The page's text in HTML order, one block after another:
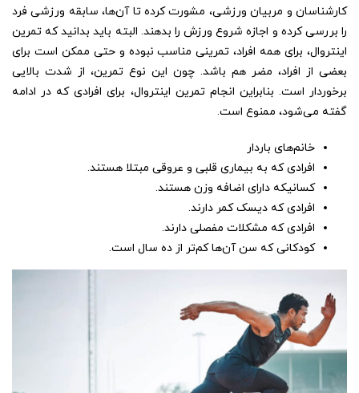
کارشناسان و مربیان ورزشی، مشورت کرده تا آن‌ها، سابقه ورزشی فرد
را بررسی کرده و اجازه شروع ورزش را بدهند. البته باید بدانید که تمرین
اینتروال، برای همه افراد، تمرینی مناسب نبوده و حتی ممکن است برای
بعضی از افراد، مضر هم باشد. چون این نوع تمرین، از شدت بالایی
برخوردار است. بنابراین انجام تمرین اینتروال، برای افرادی که در ادامه
گفته می‌شود، ممنوع است.
خانم‌های باردار
افرادی که به بیماری قلبی و عروقی مبتلا هستند.
کسانیکه دارای اضافه وزن هستند.
افرادی که دیسک کمر دارند.
افرادی که مشکلات مفصلی دارند.
کودکانی که سن آن‌ها کم‌تر از ده سال است.